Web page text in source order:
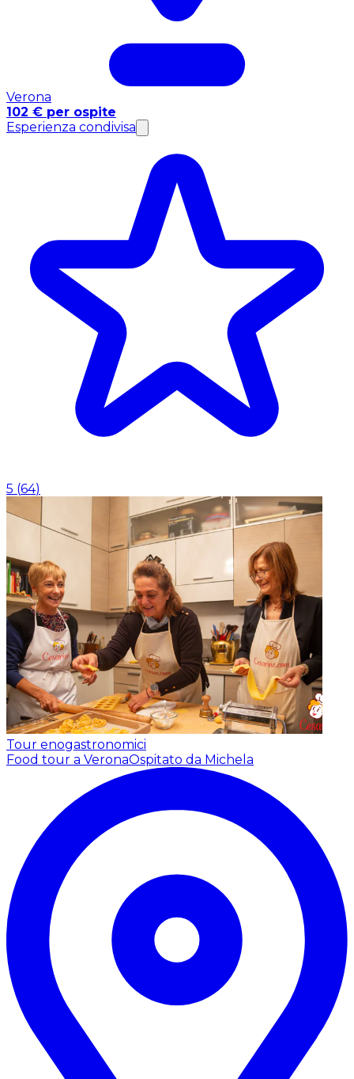
Verona
102 € per ospite
Esperienza condivisa
5 (64)
Tour enogastronomici
Food tour a VeronaOspitato da Michela